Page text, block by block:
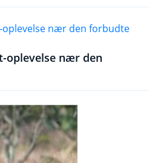
oplevelse nær den